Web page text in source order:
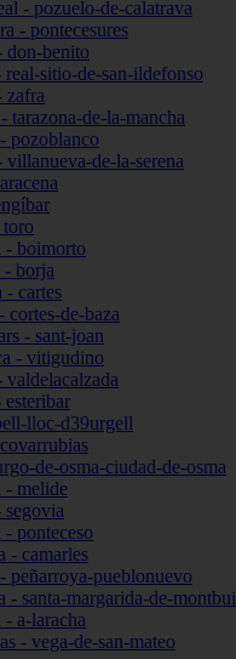
- pozuelo-de-calatrava
- pontecesures
don-benito
real-sitio-de-san-ildefonso
zafra
tarazona-de-la-mancha
pozoblanco
villanueva-de-la-serena
- boimorto
- borja
- cartes
cortes-de-baza
- sant-joan
- vitigudino
valdelacalzada
esteribar
lloc-d39urgell
de-osma-ciudad-de-osma
- melide
segovia
ponteceso
- camarles
peñarroya-pueblonuevo
- santa-margarida-de-montbui
a-laracha
- vega-de-san-mateo